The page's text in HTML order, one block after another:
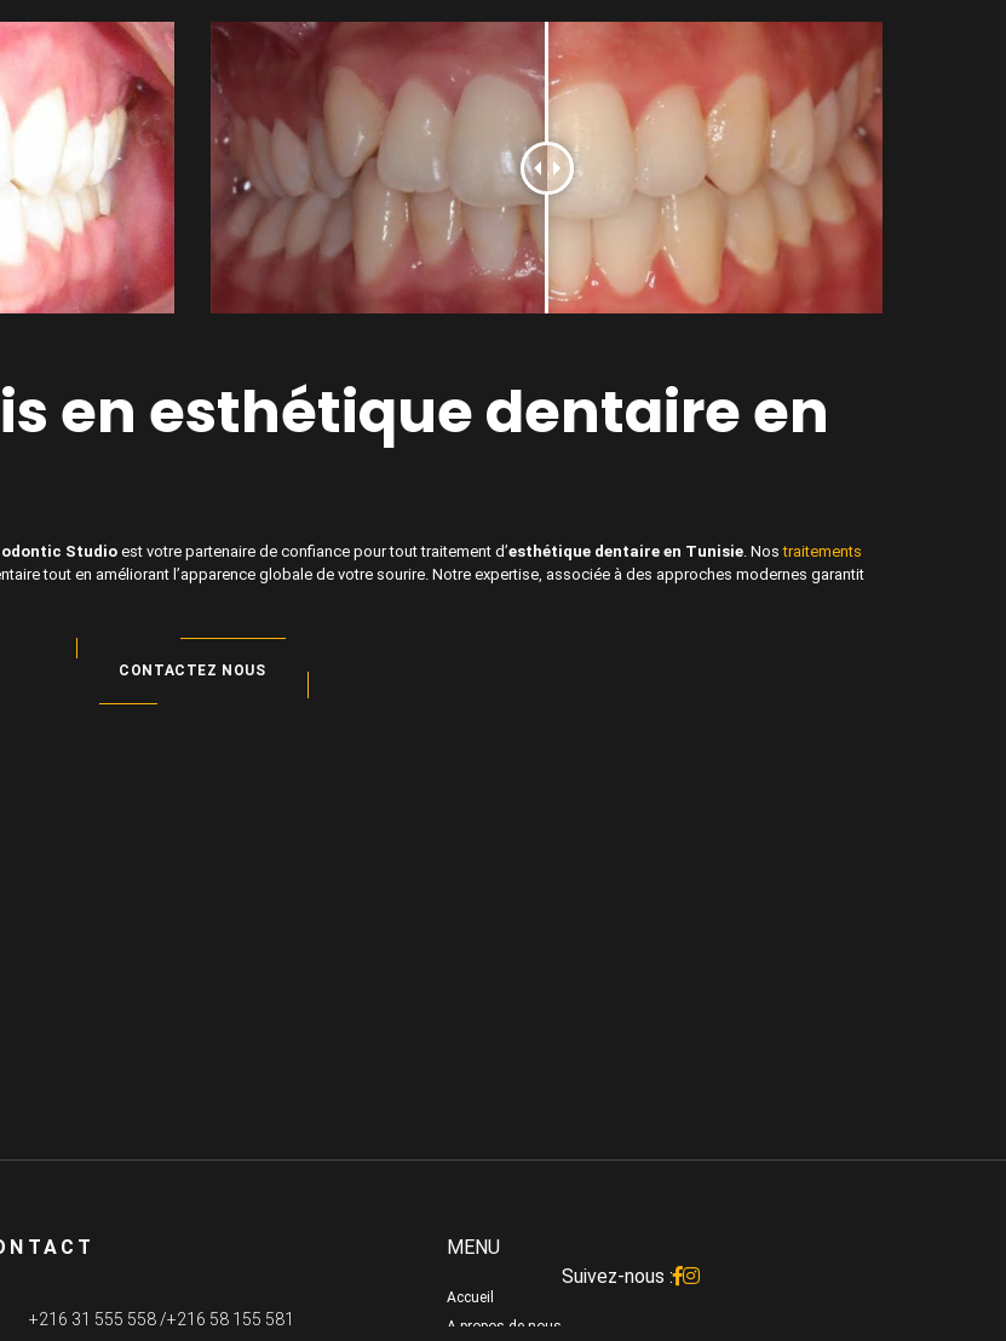
en esthétique dentaire en
Studioest votre partenaire de confiance pour tout traitement d’esthétique dentaire en Tunisie. Nostraitements
tout en améliorant l’apparence globale de votre sourire. Notre expertise, associée à des approches modernes garantit
CONTACTEZ NOUS
+216 31 555 558 /+216 58 155 581
MENU
Accueil
A propos de nous
Suivez-nous :